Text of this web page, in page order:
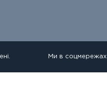
Ми в соцмережах